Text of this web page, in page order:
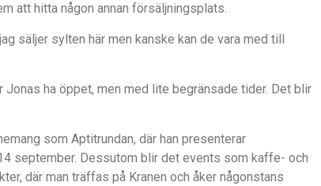
att hitta någon annan försäljningsplats.
säljer sylten här men kanske kan de vara med till
ha öppet, men med lite begränsade tider. Det blir
som Aptitrundan, där han presenterar
september. Dessutom blir det events som kaffe- och
där man träffas på Kranen och åker någonstans